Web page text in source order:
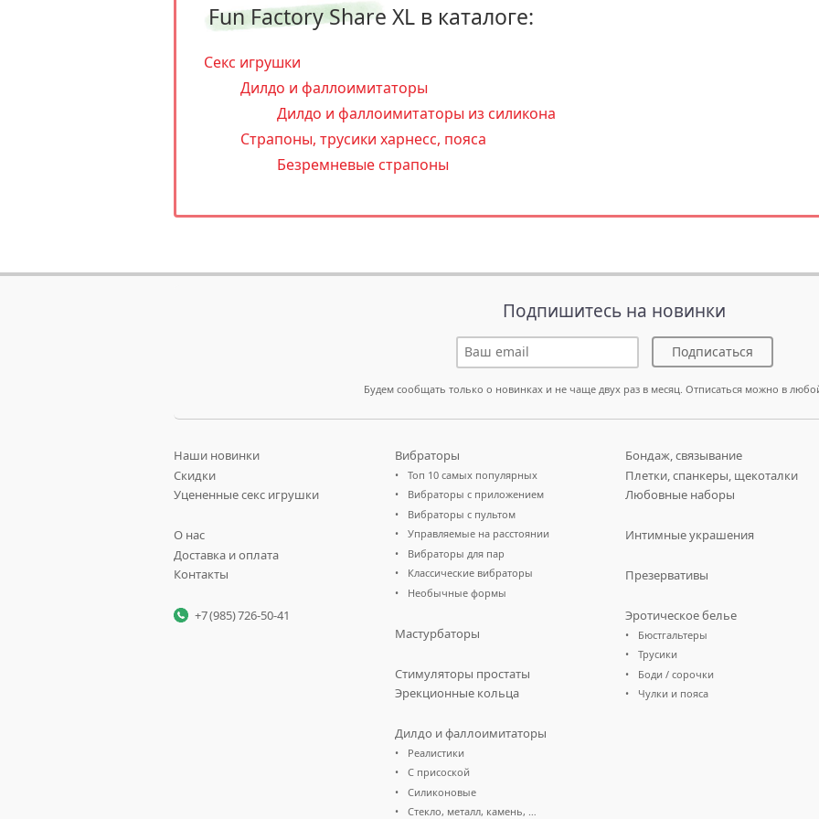
Fun Factory Share XL в каталоге:
Секс игрушки
Дилдо и фаллоимитаторы
Дилдо и фаллоимитаторы из силикона
Страпоны, трусики харнесс, пояса
Безремневые страпоны
Подпишитесь на новинки
Подписаться
Будем сообщать только о новинках и не чаще двух раз в месяц. Отписаться можно в
Наши новинки
Скидки
Уцененные секс игрушки
О нас
Доставка и оплата
Контакты
+7 (985) 726-50-41
Вибраторы
Топ 10 самых популярных
Вибраторы с приложением
Вибраторы с пультом
Управляемые на расстоянии
Вибраторы для пар
Классические вибраторы
Необычные формы
Мастурбаторы
Стимуляторы простаты
Эрекционные кольца
Дилдо и фаллоимитаторы
Реалистики
С присоской
Силиконовые
Стекло, металл, камень, …
Бондаж, связывание
Плетки, спанкеры, щекоталки
Любовные наборы
Интимные украшения
Презервативы
Эротическое белье
Бюстгальтеры
Трусики
Боди / сорочки
Чулки и пояса